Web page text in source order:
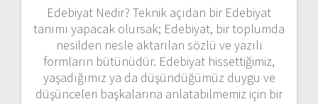
Edebiyat Nedir? Teknik açıdan bir Edebiyat
tanımı yapacak olursak; Edebiyat, bir toplumda
nesilden nesle aktarılan sözlü ve yazılı
formların bütünüdür. Edebiyat hissettiğimiz,
yaşadığımız ya da düşündüğümüz duygu ve
düşünceleri başkalarına anlatabilmemiz için bir